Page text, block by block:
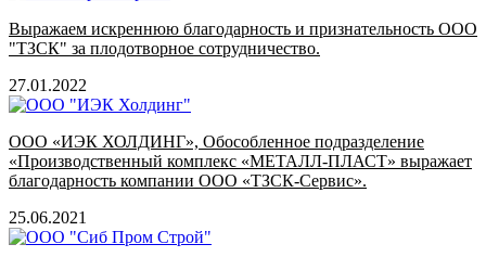
Выражаем искреннюю благодарность и признательность ООО
"ТЗСК" за плодотворное сотрудничество.
27.01.2022
ООО «ИЭК ХОЛДИНГ», Обособленное подразделение
«Производственный комплекс «МЕТАЛЛ-ПЛАСТ» выражает
благодарность компании ООО «ТЗСК-Сервис».
25.06.2021